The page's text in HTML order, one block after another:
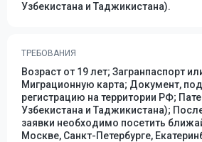
Узбекистана и Таджикистана).
ТРЕБОВАНИЯ
Возраст от 19 лет; Загранпаспорт
Миграционную карта; Документ,
регистрацию на территории РФ;
Узбекистана и Таджикистана);
заявки необходимо посетить
Москве, Санкт-Петербурге,